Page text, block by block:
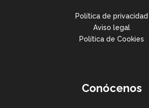
Política de privacidad
Aviso legal
Política de Cookies
Conócenos